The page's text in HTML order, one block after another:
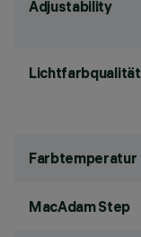
Adjustability
Lichtfarbqualität
Farbtemperatur
MacAdam Step